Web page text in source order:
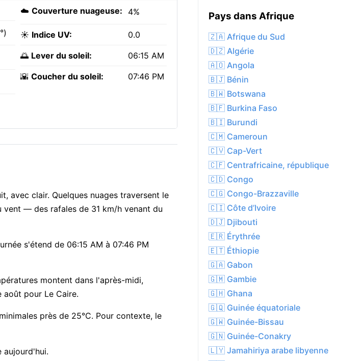
☁️ Couverture nuageuse: 4%
☀️ Indice UV: 0.0
🌅 Lever du soleil: 06:15 AM
🌇 Coucher du soleil: 07:46 PM
avec clair. Quelques nuages traversent le
vent — des rafales de 31 km/h venant du
s'étend de 06:15 AM à 07:46 PM
montent dans l'après-midi,
août pour Le Caire.
près de 25°C. Pour contexte, le
aujourd'hui.
Pays dans Afrique
🇿🇦 Afrique du Sud
🇩🇿 Algérie
🇦🇴 Angola
🇧🇯 Bénin
🇧🇼 Botswana
🇧🇫 Burkina Faso
🇧🇮 Burundi
🇨🇲 Cameroun
🇨🇻 Cap-Vert
🇨🇫 Centrafricaine, république
🇨🇩 Congo
🇨🇬 Congo-Brazzaville
🇨🇮 Côte d’Ivoire
🇩🇯 Djibouti
🇪🇷 Érythrée
🇪🇹 Éthiopie
🇬🇦 Gabon
🇬🇲 Gambie
🇬🇭 Ghana
🇬🇶 Guinée équatoriale
🇬🇼 Guinée-Bissau
🇬🇳 Guinée-Conakry
🇱🇾 Jamahiriya arabe libyenne